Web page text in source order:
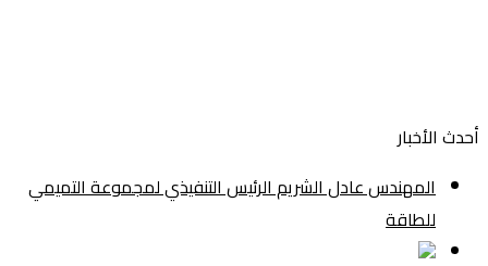
أحدث الأخبار
المهندس عادل الشريم الرئيس التنفيذي لمجموعة التميمي
للطاقة